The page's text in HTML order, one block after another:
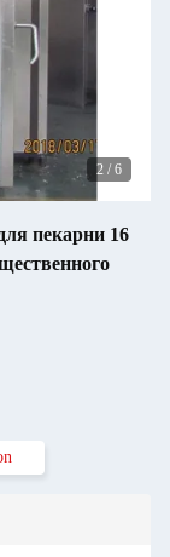
2 / 6
пекарни 16